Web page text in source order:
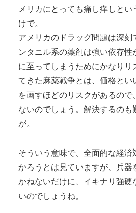
メリカにとっても痛し痒しと
けで。
アメリカのドラッグ問題は深刻
ンタニル系の薬剤は強い依存
に至ってしまうためにかなりリ
てきた麻薬戦争とは、価格とい
を画すほどのリスクがあるの
ないのでしょう。解決するのも
が。
そういう意味で、全面的な経済
かろうとは見ていますが、兵器
かねないだけに、イキナリ強硬
いのでしょうね。